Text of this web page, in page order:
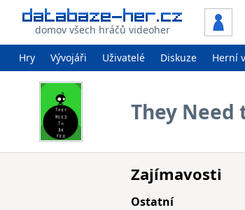
domov všech hráčů videoher
Hry Vývojáři Uživatelé Diskuze Herní
They Need
Zajímavosti
Ostatní